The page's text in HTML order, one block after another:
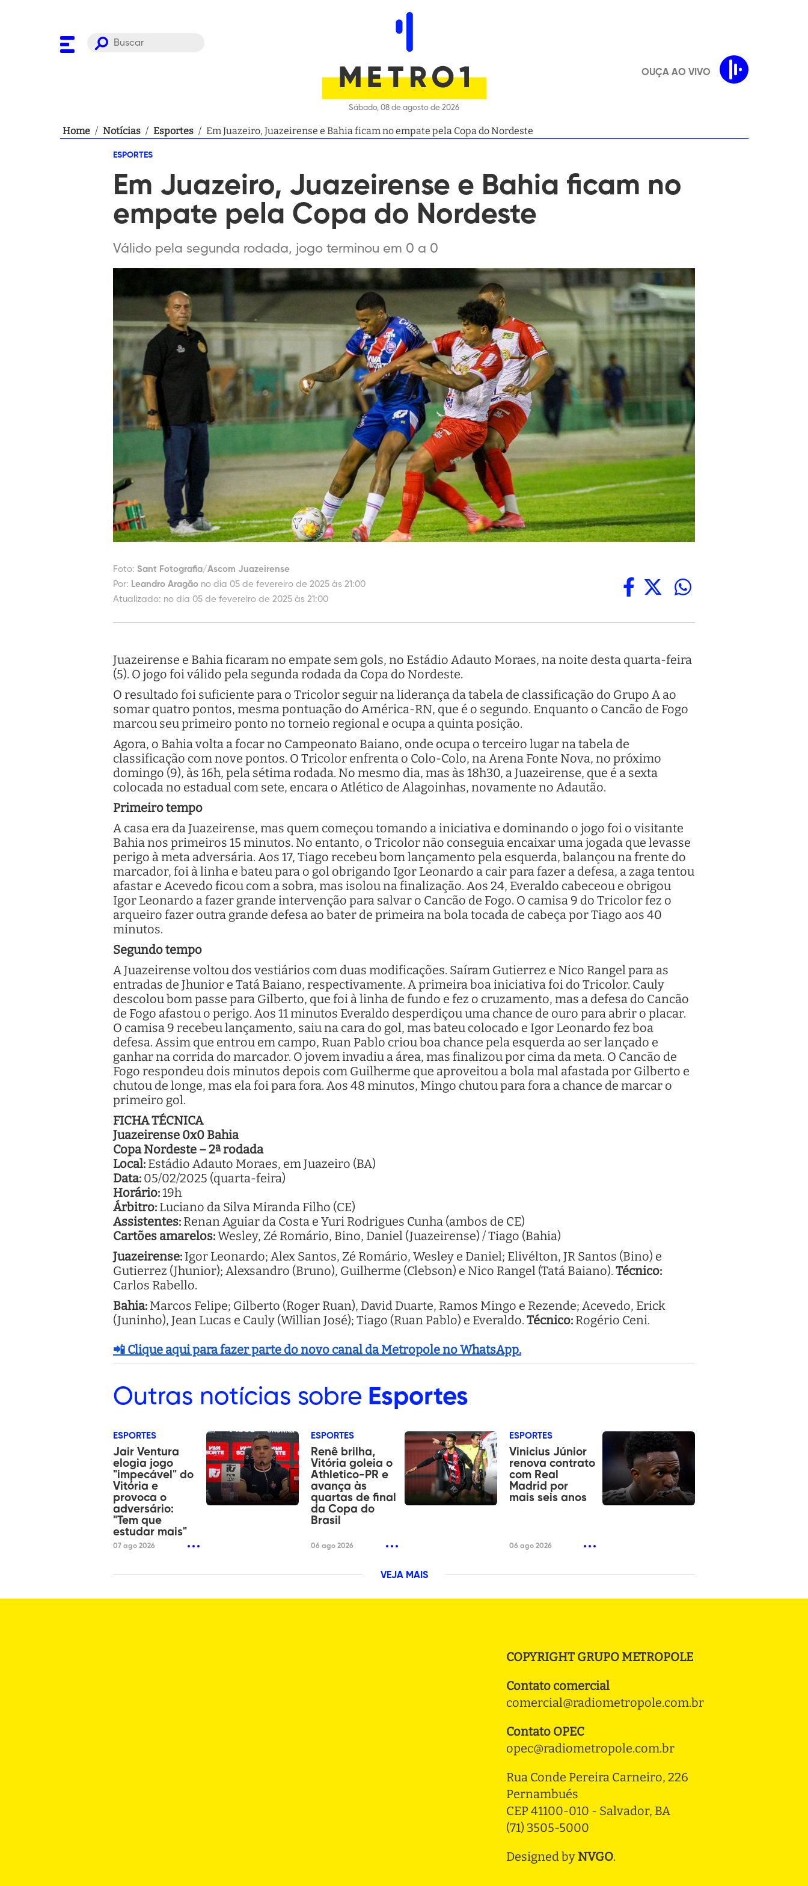
Sábado, 08 de agosto de 2026
OUÇA AO VIVO
Home / Notícias / Esportes / Em Juazeiro, Juazeirense e Bahia ficam no empate pela Copa do Nordeste
ESPORTES
Em Juazeiro, Juazeirense e Bahia ficam no
empate pela Copa do Nordeste
Válido pela segunda rodada, jogo terminou em 0 a 0
Foto: Sant Fotografia/Ascom Juazeirense
Por: Leandro Aragão no dia 05 de fevereiro de 2025 às 21:00
Atualizado: no dia 05 de fevereiro de 2025 às 21:00
Juazeirense e Bahia ficaram no empate sem gols, no Estádio Adauto Moraes, na noite desta quarta-feira
(5). O jogo foi válido pela segunda rodada da Copa do Nordeste.
O resultado foi suficiente para o Tricolor seguir na liderança da tabela de classificação do Grupo A ao
somar quatro pontos, mesma pontuação do América-RN, que é o segundo. Enquanto o Cancão de Fogo
marcou seu primeiro ponto no torneio regional e ocupa a quinta posição.
Agora, o Bahia volta a focar no Campeonato Baiano, onde ocupa o terceiro lugar na tabela de
classificação com nove pontos. O Tricolor enfrenta o Colo-Colo, na Arena Fonte Nova, no próximo
domingo (9), às 16h, pela sétima rodada. No mesmo dia, mas às 18h30, a Juazeirense, que é a sexta
colocada no estadual com sete, encara o Atlético de Alagoinhas, novamente no Adautão.
Primeiro tempo
A casa era da Juazeirense, mas quem começou tomando a iniciativa e dominando o jogo foi o visitante
Bahia nos primeiros 15 minutos. No entanto, o Tricolor não conseguia encaixar uma jogada que levasse
perigo à meta adversária. Aos 17, Tiago recebeu bom lançamento pela esquerda, balançou na frente do
marcador, foi à linha e bateu para o gol obrigando Igor Leonardo a cair para fazer a defesa, a zaga tentou
afastar e Acevedo ficou com a sobra, mas isolou na finalização. Aos 24, Everaldo cabeceou e obrigou
Igor Leonardo a fazer grande intervenção para salvar o Cancão de Fogo. O camisa 9 do Tricolor fez o
arqueiro fazer outra grande defesa ao bater de primeira na bola tocada de cabeça por Tiago aos 40
minutos.
Segundo tempo
A Juazeirense voltou dos vestiários com duas modificações. Saíram Gutierrez e Nico Rangel para as
entradas de Jhunior e Tatá Baiano, respectivamente. A primeira boa iniciativa foi do Tricolor. Cauly
descolou bom passe para Gilberto, que foi à linha de fundo e fez o cruzamento, mas a defesa do Cancão
de Fogo afastou o perigo. Aos 11 minutos Everaldo desperdiçou uma chance de ouro para abrir o placar.
O camisa 9 recebeu lançamento, saiu na cara do gol, mas bateu colocado e Igor Leonardo fez boa
defesa. Assim que entrou em campo, Ruan Pablo criou boa chance pela esquerda ao ser lançado e
ganhar na corrida do marcador. O jovem invadiu a área, mas finalizou por cima da meta. O Cancão de
Fogo respondeu dois minutos depois com Guilherme que aproveitou a bola mal afastada por Gilberto e
chutou de longe, mas ela foi para fora. Aos 48 minutos, Mingo chutou para fora a chance de marcar o
primeiro gol.
FICHA TÉCNICA
Juazeirense 0x0 Bahia
Copa Nordeste – 2ª rodada
Local: Estádio Adauto Moraes, em Juazeiro (BA)
Data: 05/02/2025 (quarta-feira)
Horário:19h
Árbitro: Luciano da Silva Miranda Filho (CE)
Assistentes: Renan Aguiar da Costa e Yuri Rodrigues Cunha (ambos de CE)
Cartões amarelos:Wesley, Zé Romário, Bino, Daniel (Juazeirense) / Tiago (Bahia)
Juazeirense: Igor Leonardo; Alex Santos, Zé Romário, Wesley e Daniel; Elivélton, JR Santos (Bino) e
Gutierrez (Jhunior); Alexsandro (Bruno), Guilherme (Clebson) e Nico Rangel (Tatá Baiano). Técnico:
Carlos Rabello.
Bahia: Marcos Felipe; Gilberto (Roger Ruan), David Duarte, Ramos Mingo e Rezende; Acevedo, Erick
(Juninho), Jean Lucas e Cauly (Willian José); Tiago (Ruan Pablo) e Everaldo. Técnico: Rogério Ceni.
📲 Clique aqui para fazer parte do novo canal da Metropole no WhatsApp.
Outras notícias sobre Esportes
ESPORTES
Jair Ventura
elogia jogo
"impecável" do
Vitória e
provoca o
adversário:
"Tem que
estudar mais"
07 ago 2026
ESPORTES
Renê brilha,
Vitória goleia o
Athletico-PR e
avança às
quartas de final
da Copa do
Brasil
06 ago 2026
ESPORTES
Vinicius Júnior
renova contrato
com Real
Madrid por
mais seis anos
06 ago 2026
VEJA MAIS
COPYRIGHT GRUPO METROPOLE
Contato comercial
comercial@radiometropole.com.br
Contato OPEC
opec@radiometropole.com.br
Rua Conde Pereira Carneiro, 226
Pernambués
CEP 41100-010 - Salvador, BA
(71) 3505-5000
Designed by NVGO.